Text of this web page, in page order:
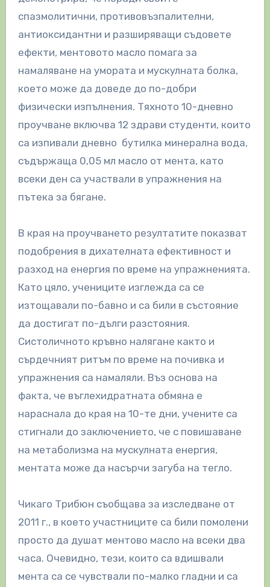
спазмолитични, противовъзпалителни,
антиоксидантни и разширяващи съдовете
ефекти, ментовото масло помага за
намаляване на умората и мускулната болка,
което може да доведе до по-добри
физически изпълнения. Тяхното 10-дневно
проучване включва 12 здрави студенти, които
са изпивали дневно бутилка минерална вода,
съдържаща 0,05 мл масло от мента, като
всеки ден са участвали в упражнения на
пътека за бягане.
В края на проучването резултатите показват
подобрения в дихателната ефективност и
разход на енергия по време на упражненията.
Като цяло, учениците изглежда са се
изтощавали по-бавно и са били в състояние
да достигат по-дълги разстояния.
Систоличното кръвно налягане както и
сърдечният ритъм по време на почивка и
упражнения са намаляли. Въз основа на
факта, че въглехидратната обмяна е
нараснала до края на 10-те дни, учените са
стигнали до заключението, че с повишаване
на метаболизма на мускулната енергия,
ментата може да насърчи загуба на тегло.
Чикаго Трибюн съобщава за изследване от
2011 г., в което участниците са били помолени
просто да душат ментово масло на всеки два
часа. Очевидно, тези, които са вдишвали
мента са се чувствали по-малко гладни и са